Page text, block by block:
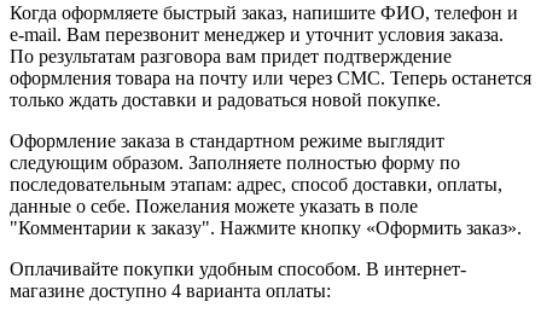
Когда оформляете быстрый заказ, напишите ФИО, телефон и
e-mail. Вам перезвонит менеджер и уточнит условия заказа.
По результатам разговора вам придет подтверждение
оформления товара на почту или через СМС. Теперь останется
только ждать доставки и радоваться новой покупке.
Оформление заказа в стандартном режиме выглядит
следующим образом. Заполняете полностью форму по
последовательным этапам: адрес, способ доставки, оплаты,
данные о себе. Пожелания можете указать в поле
"Комментарии к заказу". Нажмите кнопку «Оформить заказ».
Оплачивайте покупки удобным способом. В интернет-
магазине доступно 4 варианта оплаты: